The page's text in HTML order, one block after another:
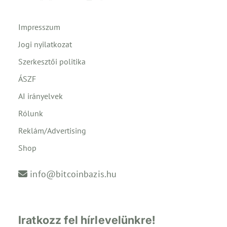
Impresszum
Jogi nyilatkozat
Szerkesztői politika
ÁSZF
AI irányelvek
Rólunk
Reklám/Advertising
Shop
info@bitcoinbazis.hu
Iratkozz fel hírlevelünkre!